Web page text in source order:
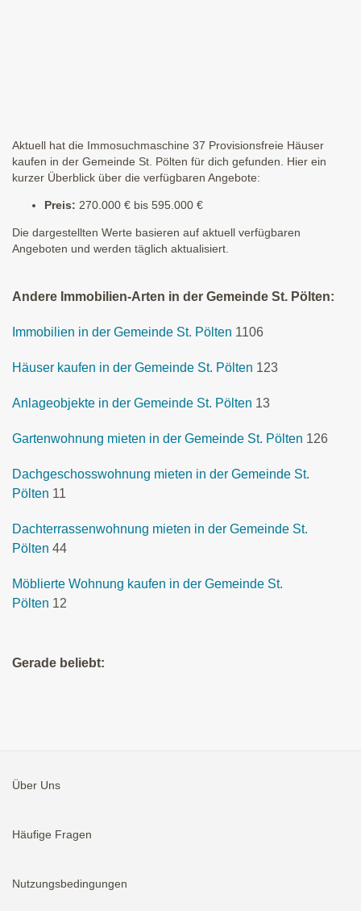
Aktuell hat die Immosuchmaschine 37 Provisionsfreie Häuser
kaufen in der Gemeinde St. Pölten für dich gefunden. Hier ein
kurzer Überblick über die verfügbaren Angebote:
Preis: 270.000 € bis 595.000 €
Die dargestellten Werte basieren auf aktuell verfügbaren
Angeboten und werden täglich aktualisiert.
Andere Immobilien-Arten in der Gemeinde St. Pölten:
Immobilien in der Gemeinde St. Pölten 1106
Häuser kaufen in der Gemeinde St. Pölten 123
Anlageobjekte in der Gemeinde St. Pölten 13
Gartenwohnung mieten in der Gemeinde St. Pölten 126
Dachgeschosswohnung mieten in der Gemeinde St.
Pölten 11
Dachterrassenwohnung mieten in der Gemeinde St.
Pölten 44
Möblierte Wohnung kaufen in der Gemeinde St.
Pölten 12
Gerade beliebt:
Über Uns
Häufige Fragen
Nutzungsbedingungen